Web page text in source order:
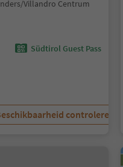
Villandro Centrum
Südtirol Guest Pass
controleren